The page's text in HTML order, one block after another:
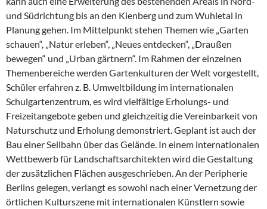
und Südrichtung bis an den Kienberg und zum Wuhletal in
Planung gehen. Im Mittelpunkt stehen Themen wie „Garten
schauen“, „Natur erleben“, „Neues entdecken“, „Draußen
bewegen“ und „Urban gärtnern“. Im Rahmen der einzelnen
Themenbereiche werden Gartenkulturen der Welt vorgestellt,
Schüler erfahren z. B. Umweltbildung im internationalen
Schulgartenzentrum, es wird vielfältige Erholungs- und
Freizeitangebote geben und gleichzeitig die Vereinbarkeit von
Naturschutz und Erholung demonstriert. Geplant ist auch der
Bau einer Seilbahn über das Gelände. In einem internationalen
Wettbewerb für Landschaftsarchitekten wird die Gestaltung
der zusätzlichen Flächen ausgeschrieben. An der Peripherie
Berlins gelegen, verlangt es sowohl nach einer Vernetzung der
örtlichen Kulturszene mit internationalen Künstlern sowie